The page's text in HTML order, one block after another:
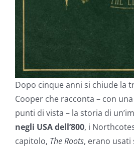
Dopo cinque anni si chiude la
Cooper che racconta – con
punti di vista – la storia di
negli USA dell’800, i
capitolo, The Roots, erano